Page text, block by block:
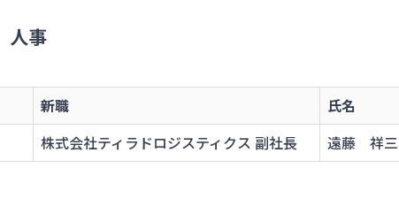
人事
新職
氏名
株式会社ティラドロジスティクス 副社長 遠藤 祥三